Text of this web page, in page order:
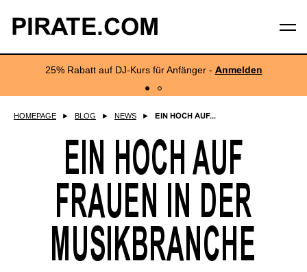
PIRATE.COM
25% Rabatt auf DJ-Kurs für Anfänger - Anmelden
HOMEPAGE ► BLOG ► NEWS ► EIN HOCH AUF...
EIN HOCH AUF
FRAUEN IN DER
MUSIKBRANCHE